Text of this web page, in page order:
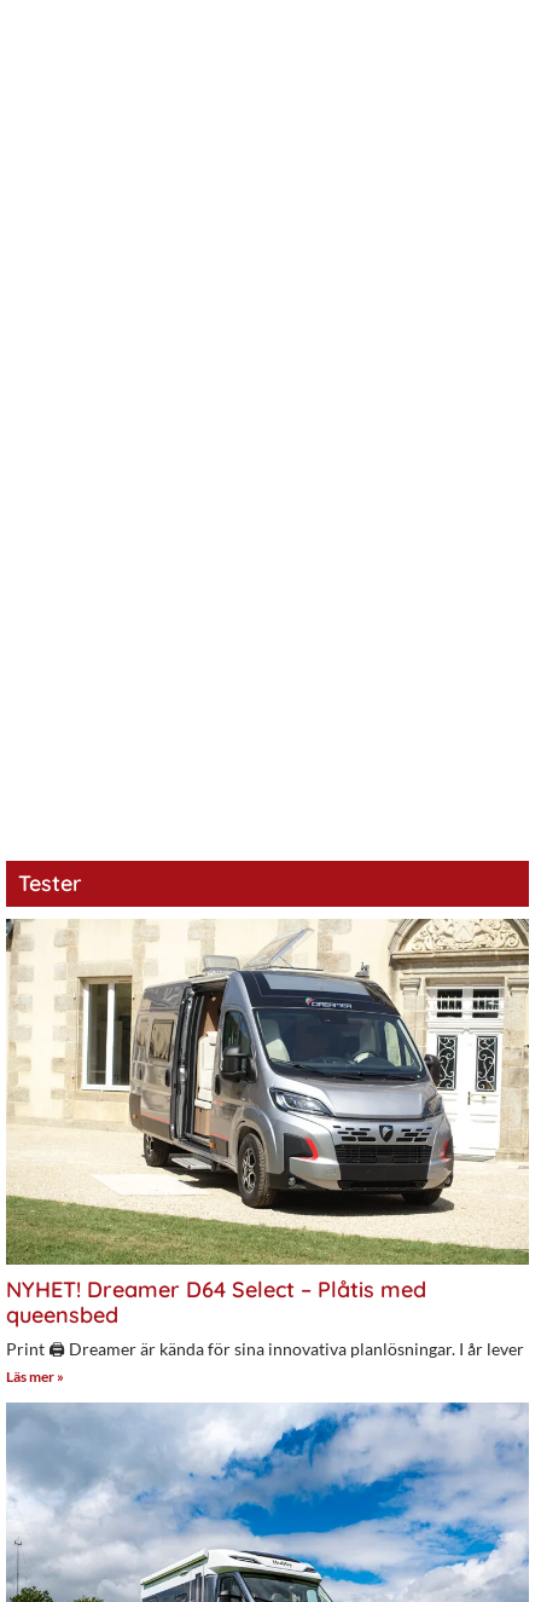
Tester
NYHET! Dreamer D64 Select – Plåtis med
queensbed
Print 🖨 Dreamer är kända för sina innovativa planlösningar. I år lever
Läs mer »